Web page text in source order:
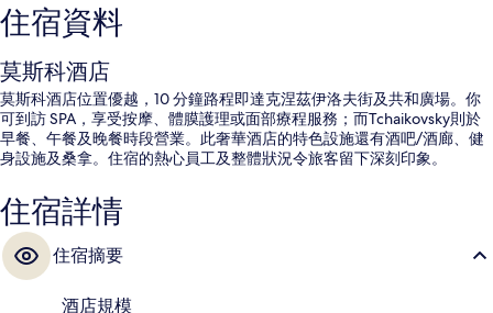
住宿資料
莫斯科酒店
莫斯科酒店位置優越，10 分鐘路程即達克涅茲伊洛夫街及共和廣場。你
可到訪 SPA，享受按摩、體膜護理或面部療程服務；而Tchaikovsky則於
早餐、午餐及晚餐時段營業。此奢華酒店的特色設施還有酒吧/酒廊、健
身設施及桑拿。住宿的熱心員工及整體狀況令旅客留下深刻印象。
住宿詳情
住宿摘要
酒店規模